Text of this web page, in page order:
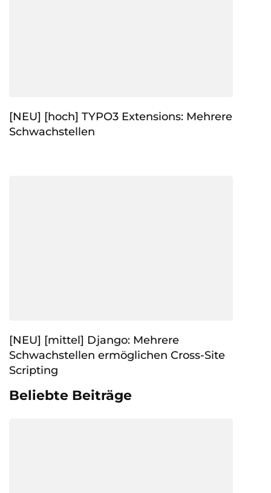
[NEU] [hoch] TYPO3 Extensions: Mehrere
Schwachstellen
[NEU] [mittel] Django: Mehrere
Schwachstellen ermöglichen Cross-Site
Scripting
Beliebte Beiträge